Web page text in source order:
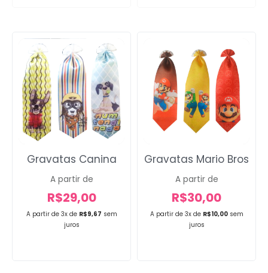
A partir de 3x de R$9,67 sem
juros
Gravatas Canina
A partir de
R$29,00
A partir de 3x de R$10,00 sem
juros
Gravatas Mario Bros
A partir de
R$30,00